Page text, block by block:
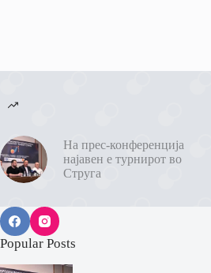
На прес-конференција
најавен е турнирот во
Струга
Popular Posts